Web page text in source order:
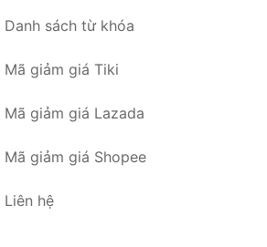
Danh sách từ khóa
Mã giảm giá Tiki
Mã giảm giá Lazada
Mã giảm giá Shopee
Liên hệ